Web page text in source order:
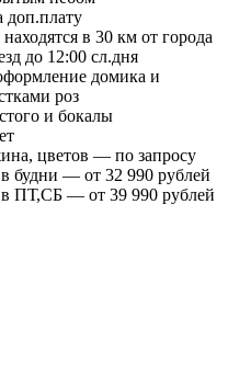
доп.плату
в 30 км от города
до 12:00 сл.дня
домика и
роз
и бокалы
цветов — по запросу
будни — от 32 990 рублей
ПТ,СБ — от 39 990 рублей